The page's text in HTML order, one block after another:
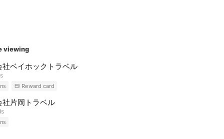
viewing
社ベイホックトラベル
Reward card
社片岡トラベル